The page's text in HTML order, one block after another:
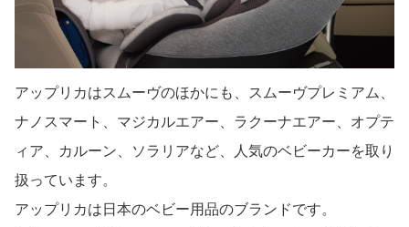
アップリカはスムーヴのほかにも、スムーヴプレミアム、
ナノスマート、マジカルエアー、ラクーナエアー、オプテ
ィア、カルーン、ソラリアなど、人気のベビーカーを取り
扱っています。
アップリカは日本のベビー用品のブランドです。